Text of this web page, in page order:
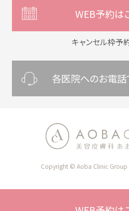
WEB予約は
キャンセル枠予
各医院へのお電話
Copyright © Aoba Clinic Group